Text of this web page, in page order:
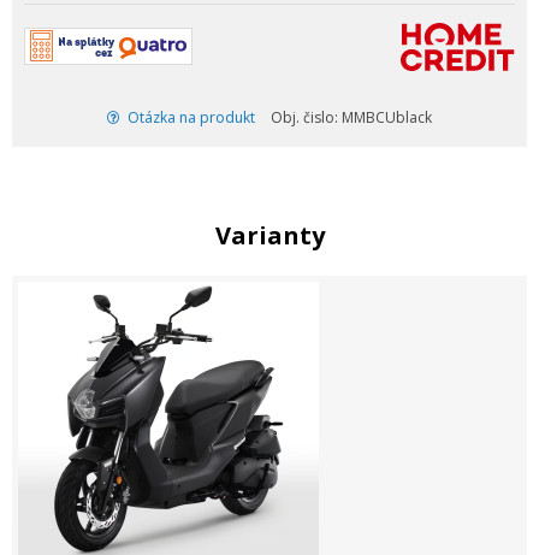
Otázka na produkt Obj. čislo: MMBCUblack
Varianty